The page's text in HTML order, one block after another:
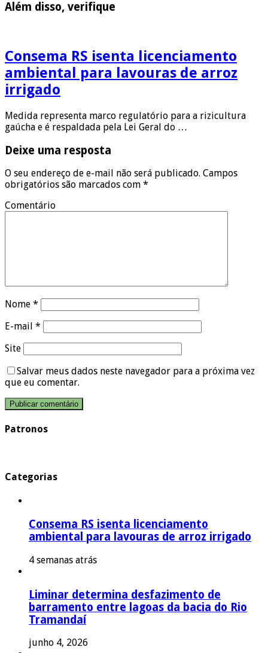
Além disso, verifique
Consema RS isenta licenciamento
ambiental para lavouras de arroz
irrigado
Medida representa marco regulatório para a rizicultura
gaúcha e é respaldada pela Lei Geral do …
Deixe uma resposta
O seu endereço de e-mail não será publicado. Campos
obrigatórios são marcados com *
Comentário
Nome *
E-mail *
Site
Salvar meus dados neste navegador para a próxima vez
que eu comentar.
Patronos
Categorias
Consema RS isenta licenciamento
ambiental para lavouras de arroz irrigado
4 semanas atrás
Liminar determina desfazimento de
barramento entre lagoas da bacia do Rio
Tramandaí
junho 4, 2026